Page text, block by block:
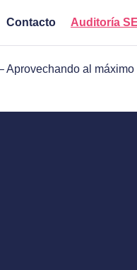
Contacto Auditoría
Aprovechando al